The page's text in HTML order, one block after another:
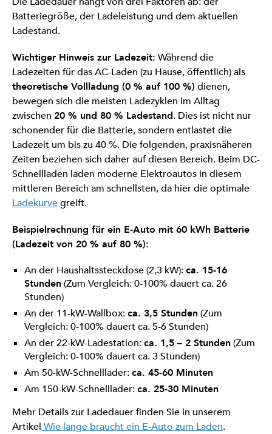
Batteriegröße, der Ladeleistung und dem aktuellen
Ladestand.
Wichtiger Hinweis zur Ladezeit: Während die
Ladezeiten für das AC-Laden (zu Hause, öffentlich) als
theoretische Vollladung (0 % auf 100 %) dienen,
bewegen sich die meisten Ladezyklen im Alltag
zwischen 20 % und 80 % Ladestand. Dies ist nicht nur
schonender für die Batterie, sondern entlastet die
Ladezeit um bis zu 40 %. Die folgenden, praxisnäheren
Zeiten beziehen sich daher auf diesen Bereich. Beim DC-
Schnellladen laden moderne Elektroautos in diesem
mittleren Bereich am schnellsten, da hier die optimale
Ladekurvegreift.
Beispielrechnung für ein E-Auto mit 60 kWh Batterie
(Ladezeit von 20 % auf 80 %):
An der Haushaltssteckdose (2,3 kW):ca. 15-16
Stunden(Zum Vergleich: 0-100% dauert ca. 26
Stunden)
An der 11-kW-Wallbox:ca. 3,5 Stunden(Zum
Vergleich: 0-100% dauert ca. 5-6 Stunden)
An der 22-kW-Ladestation:ca. 1,5 – 2 Stunden(Zum
Vergleich: 0-100% dauert ca. 3 Stunden)
Am 50-kW-Schnelllader:ca. 45-60 Minuten
Am 150-kW-Schnelllader:ca. 25-30 Minuten
Mehr Details zur Ladedauer finden Sie in unserem
Artikel Wie lange braucht ein E-Auto zum Laden.